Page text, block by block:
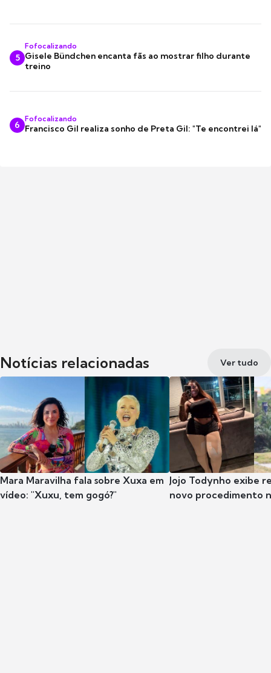
5
Fofocalizando
Gisele Bündchen encanta fãs ao mostrar filho durante
treino
6
Fofocalizando
Francisco Gil realiza sonho de Preta Gil: "Te encontrei lá"
Notícias relacionadas Ver tudo
Mara Maravilha fala sobre Xuxa em
vídeo: "Xuxu, tem gogó?"
Jojo Todynho exibe
novo procedimento